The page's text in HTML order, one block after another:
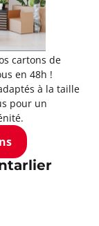
cartons de
en 48h !
à la taille
pour un